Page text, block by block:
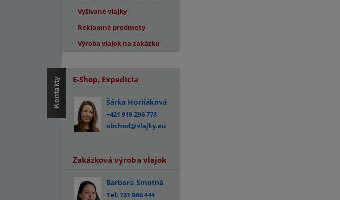
Vyšívané vlajky
Reklamné predmety
Výroba vlajok na zakázku
E-Shop, Expedícia
Šárka Horňáková
+421 919 296 778
obchod@vlajky.eu
Zakázková výroba vlajok
Barbora Smutná
Tel: 731 966 444